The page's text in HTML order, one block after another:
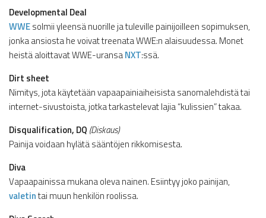
Developmental Deal
WWEsolmii yleensä nuorille ja tuleville painijoilleen sopimuksen,
jonka ansiosta he voivat treenata WWE:n alaisuudessa. Monet
heistä aloittavat WWE-uransaNXT:ssä.
Dirt sheet
Nimitys, jota käytetään vapaapainiaiheisista sanomalehdistä tai
internet-sivustoista, jotka tarkastelevat lajia “kulissien” takaa.
Disqualification, DQ (Diskaus)
Painija voidaan hylätä sääntöjen rikkomisesta.
Diva
Vapaapainissa mukana oleva nainen. Esiintyy joko painijan,
valetintai muun henkilön roolissa.